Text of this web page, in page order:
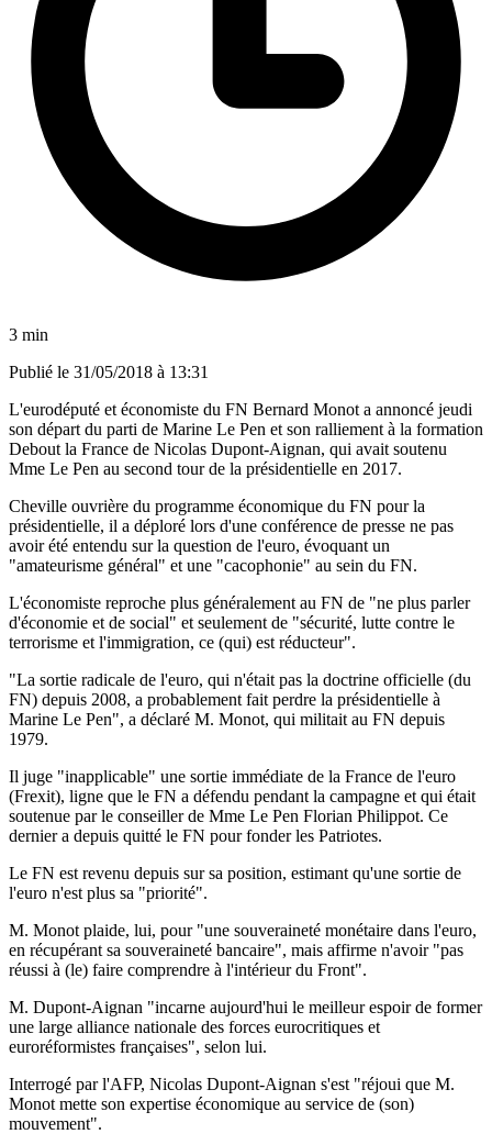
3 min
Publié le 31/05/2018 à 13:31
L'eurodéputé et économiste du FN Bernard Monot a annoncé jeudi
son départ du parti de Marine Le Pen et son ralliement à la formation
Debout la France de Nicolas Dupont-Aignan, qui avait soutenu
Mme Le Pen au second tour de la présidentielle en 2017.
Cheville ouvrière du programme économique du FN pour la
présidentielle, il a déploré lors d'une conférence de presse ne pas
avoir été entendu sur la question de l'euro, évoquant un
"amateurisme général" et une "cacophonie" au sein du FN.
L'économiste reproche plus généralement au FN de "ne plus parler
d'économie et de social" et seulement de "sécurité, lutte contre le
terrorisme et l'immigration, ce (qui) est réducteur".
"La sortie radicale de l'euro, qui n'était pas la doctrine officielle (du
FN) depuis 2008, a probablement fait perdre la présidentielle à
Marine Le Pen", a déclaré M. Monot, qui militait au FN depuis
1979.
Il juge "inapplicable" une sortie immédiate de la France de l'euro
(Frexit), ligne que le FN a défendu pendant la campagne et qui était
soutenue par le conseiller de Mme Le Pen Florian Philippot. Ce
dernier a depuis quitté le FN pour fonder les Patriotes.
Le FN est revenu depuis sur sa position, estimant qu'une sortie de
l'euro n'est plus sa "priorité".
M. Monot plaide, lui, pour "une souveraineté monétaire dans l'euro,
en récupérant sa souveraineté bancaire", mais affirme n'avoir "pas
réussi à (le) faire comprendre à l'intérieur du Front".
M. Dupont-Aignan "incarne aujourd'hui le meilleur espoir de former
une large alliance nationale des forces eurocritiques et
euroréformistes françaises", selon lui.
Interrogé par l'AFP, Nicolas Dupont-Aignan s'est "réjoui que M.
Monot mette son expertise économique au service de (son)
mouvement".